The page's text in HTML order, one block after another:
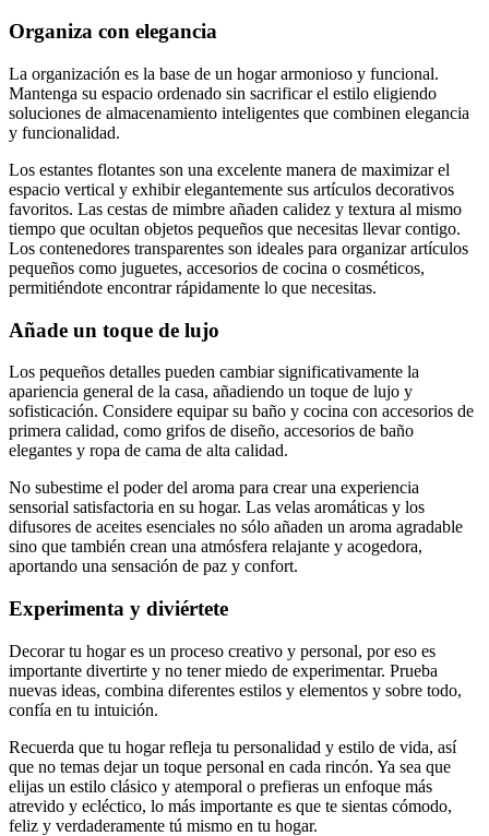
Organiza con elegancia
La organización es la base de un hogar armonioso y funcional.
Mantenga su espacio ordenado sin sacrificar el estilo eligiendo
soluciones de almacenamiento inteligentes que combinen elegancia
y funcionalidad.
Los estantes flotantes son una excelente manera de maximizar el
espacio vertical y exhibir elegantemente sus artículos decorativos
favoritos. Las cestas de mimbre añaden calidez y textura al mismo
tiempo que ocultan objetos pequeños que necesitas llevar contigo.
Los contenedores transparentes son ideales para organizar artículos
pequeños como juguetes, accesorios de cocina o cosméticos,
permitiéndote encontrar rápidamente lo que necesitas.
Añade un toque de lujo
Los pequeños detalles pueden cambiar significativamente la
apariencia general de la casa, añadiendo un toque de lujo y
sofisticación. Considere equipar su baño y cocina con accesorios de
primera calidad, como grifos de diseño, accesorios de baño
elegantes y ropa de cama de alta calidad.
No subestime el poder del aroma para crear una experiencia
sensorial satisfactoria en su hogar. Las velas aromáticas y los
difusores de aceites esenciales no sólo añaden un aroma agradable
sino que también crean una atmósfera relajante y acogedora,
aportando una sensación de paz y confort.
Experimenta y diviértete
Decorar tu hogar es un proceso creativo y personal, por eso es
importante divertirte y no tener miedo de experimentar. Prueba
nuevas ideas, combina diferentes estilos y elementos y sobre todo,
confía en tu intuición.
Recuerda que tu hogar refleja tu personalidad y estilo de vida, así
que no temas dejar un toque personal en cada rincón. Ya sea que
elijas un estilo clásico y atemporal o prefieras un enfoque más
atrevido y ecléctico, lo más importante es que te sientas cómodo,
feliz y verdaderamente tú mismo en tu hogar.